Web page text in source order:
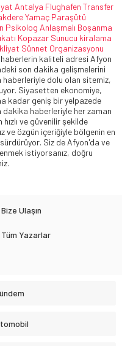
Antalya Flughafen Transfer
Yamaç Paraşütü
Psikolog Anlaşmalı Boşanma
Kopazar Sunucu kiralama
Sünnet Organizasyonu
haberlerin kaliteli adresi Afyon
son dakika gelişmelerini
haberleriyle dolu olan sitemiz,
Siyasetten ekonomiye,
kadar geniş bir yelpazede
haberleriyle her zaman
ve güvenilir şekilde
ve özgün içeriğiyle bölgenin en
Siz de Afyon'da ve
istiyorsanız, doğru
Bize Ulaşın
Tüm Yazarlar